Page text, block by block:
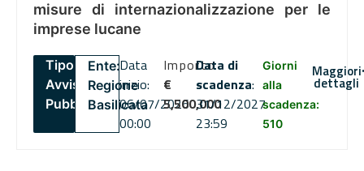
misure di internazionalizzazione per le
imprese lucane
Tipo:
Avviso
Pubblico
Ente:
Regione
Basilicata
Data
inizio:
06/07/2026
00:00
Importo
€
5,500,000
Data di
scadenza:
31/12/2027
23:59
Giorni
alla
scadenza:
510
Maggiori
dettagli